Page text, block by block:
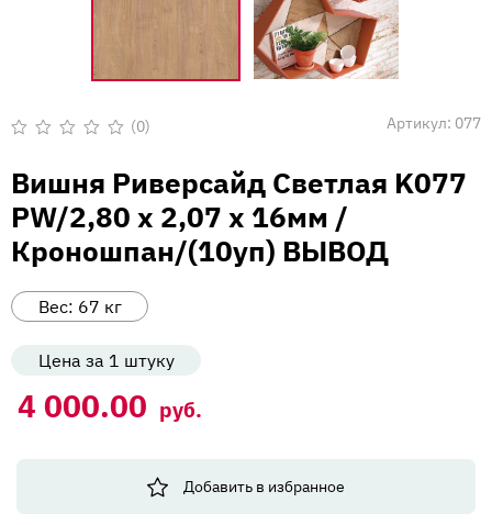
Вакансии
Артикул: 077
из
5
(0)
Вишня Риверсайд Светлая K077
PW/2,80 х 2,07 х 16мм /
Кроношпан/(10уп) ВЫВОД
Вес: 67 кг
Цена за 1 штуку
4 000.00 руб.
Добавить в избранное